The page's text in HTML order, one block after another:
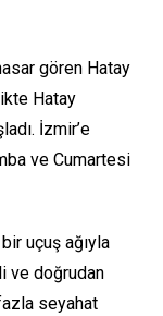
gören Hatay
Hatay
İzmir’e
ve Cumartesi
uçuş ağıyla
ve doğrudan
seyahat